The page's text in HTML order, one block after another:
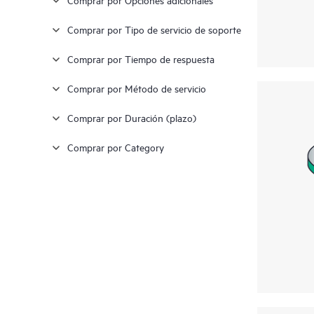
Comprar por Tipo de servicio de soporte
Comprar por Tiempo de respuesta
Comprar por Método de servicio
Comprar por Duración (plazo)
Comprar por Category